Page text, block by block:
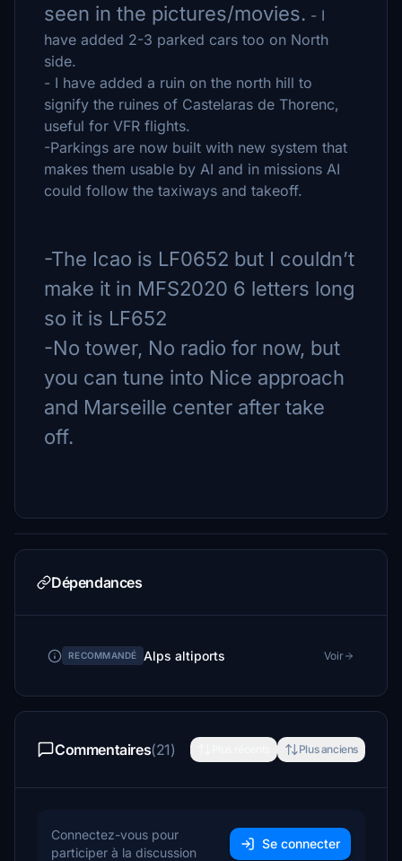
seen in the pictures/movies. - I
have added 2-3 parked cars too on North
side.
- I have added a ruin on the north hill to
signify the ruines of Castelaras de Thorenc,
useful for VFR flights.
-Parkings are now built with new system that
makes them usable by AI and in missions AI
could follow the taxiways and takeoff.
-The Icao is LF0652 but I couldn’t
make it in MFS2020 6 letters long
so it is LF652
-No tower, No radio for now, but
you can tune into Nice approach
and Marseille center after take
off.
Dépendances
RECOMMANDÉ Alps altiports Voir
Commentaires(21) Plus anciens
Connectez-vous pour
participer à la discussion
Se connecter